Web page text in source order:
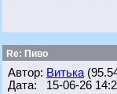
Re: Пиво
Автор: Витька
Дата: 15-06-26